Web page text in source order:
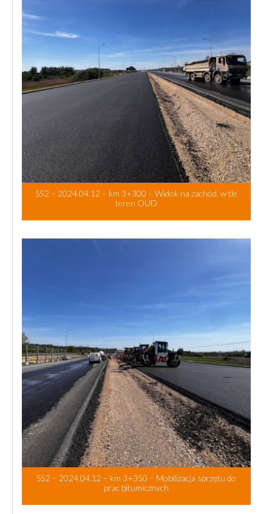
S52 – 2024.04.12 – km 3+300 – Widok na zachód, w tle
teren OUD
S52 – 2024.04.12 – km 3+350 – Mobilizacja sprzętu do
prac bitumicznych